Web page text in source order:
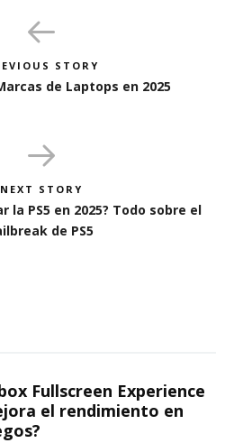
STORY
de Laptops en 2025
NEXT STORY
la PS5 en 2025? Todo sobre el
de PS5
Fullscreen Experience
el rendimiento en